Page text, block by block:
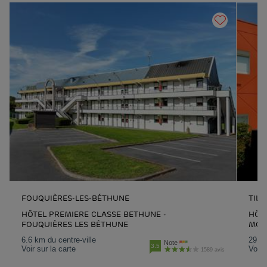
FOUQUIÈRES-LES-BÉTHUNE
HÔTEL PREMIERE CLASSE BETHUNE -
FOUQUIÈRES LES BÉTHUNE
6.6 km du centre-ville
Voir sur la carte
3.5 Note
1589 avis
29.3
Voir